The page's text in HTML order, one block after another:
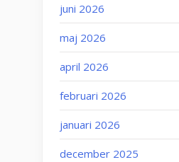
juni 2026
maj 2026
april 2026
februari 2026
januari 2026
december 2025